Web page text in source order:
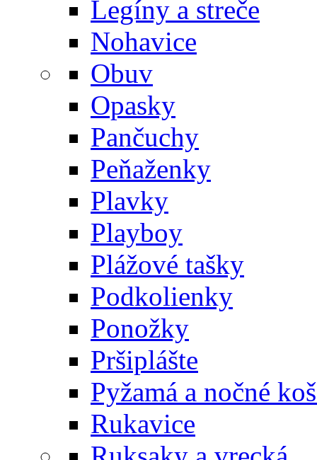
Legíny a streče
Nohavice
Obuv
Opasky
Pančuchy
Peňaženky
Plavky
Playboy
Plážové tašky
Podkolienky
Ponožky
Pršiplášte
Pyžamá a nočné
Rukavice